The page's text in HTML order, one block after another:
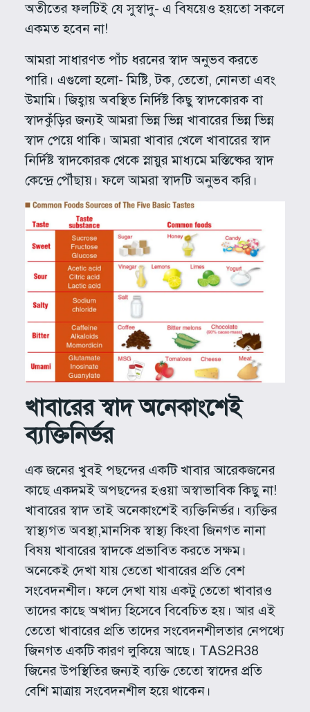
অতীতের ফলটিই যে সুস্বাদু- এ বিষয়েও হয়তো সকলে
একমত হবেন না!
আমরা সাধারণত পাঁচ ধরনের স্বাদ অনুভব করতে
পারি। এগুলো হলো- মিষ্টি, টক, তেতো, নোনতা এবং
উমামি। জিহ্বায় অবস্থিত নির্দিষ্ট কিছু স্বাদকোরক বা
স্বাদকুঁড়ির জন্যই আমরা ভিন্ন ভিন্ন খাবারের ভিন্ন ভিন্ন
স্বাদ পেয়ে থাকি। আমরা খাবার খেলে খাবারের স্বাদ
নির্দিষ্ট স্বাদকোরক থেকে স্নায়ুর মাধ্যমে মস্তিষ্কের স্বাদ
কেন্দ্রে পৌঁছায়। ফলে আমরা স্বাদটি অনুভব করি।
খাবারের স্বাদ অনেকাংশেই
ব্যক্তিনির্ভর
এক জনের খুবই পছন্দের একটি খাবার আরেকজনের
কাছে একদমই অপছন্দের হওয়া অস্বাভাবিক কিছু না!
খাবারের স্বাদ তাই অনেকাংশেই ব্যক্তিনির্ভর। ব্যক্তির
স্বাস্থ্যগত অবস্থা,মানসিক স্বাস্থ্য কিংবা জিনগত নানা
বিষয় খাবারের স্বাদকে প্রভাবিত করতে সক্ষম।
অনেকেই দেখা যায় তেতো খাবারের প্রতি বেশ
সংবেদনশীল। ফলে দেখা যায় একটু তেতো খাবারও
তাদের কাছে অখাদ্য হিসেবে বিবেচিত হয়। আর এই
তেতো খাবারের প্রতি তাদের সংবেদনশীলতার নেপথ্যে
জিনগত একটি কারণ লুকিয়ে আছে। TAS2R38
জিনের উপস্থিতির জন্যই ব্যক্তি তেতো স্বাদের প্রতি
বেশি মাত্রায় সংবেদনশীল হয়ে থাকেন।